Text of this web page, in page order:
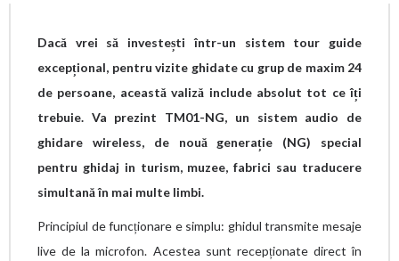
Dacă vrei să investești într-un sistem tour guide
excepțional, pentru vizite ghidate cu grup de maxim 24
de persoane, această valiză include absolut tot ce îți
trebuie. Va prezint TM01-NG, un sistem audio de
ghidare wireless, de nouă generație (NG) special
pentru ghidaj in turism, muzee, fabrici sau traducere
simultană în mai multe limbi.
Principiul de funcționare e simplu: ghidul transmite mesaje
live de la microfon. Acestea sunt recepționate direct în